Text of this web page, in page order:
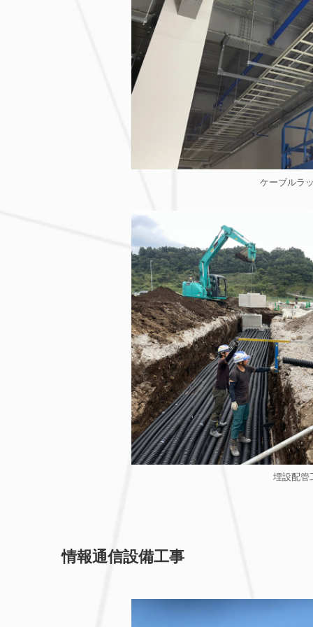
ケーブルラ
埋設配管
情報通信設備工事